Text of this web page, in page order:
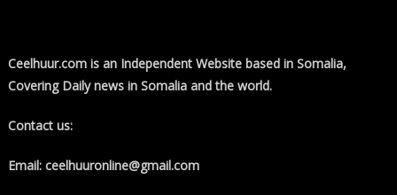
Ceelhuur.com is an Independent Website based in Somalia,
Covering Daily news in Somalia and the world.
Contact us:
Email: ceelhuuronline@gmail.com